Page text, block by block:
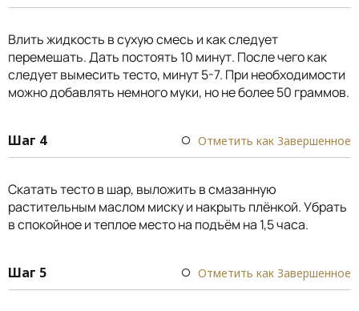
Влить жидкость в сухую смесь и как следует
перемешать. Дать постоять 10 минут. После чего как
следует вымесить тесто, минут 5-7. При необходимости
можно добавлять немного муки, но не более 50 граммов.
Шаг 4 Отметить как Завершенное
Скатать тесто в шар, выложить в смазанную
растительным маслом миску и накрыть плёнкой. Убрать
в спокойное и теплое место на подъём на 1,5 часа.
Шаг 5 Отметить как Завершенное